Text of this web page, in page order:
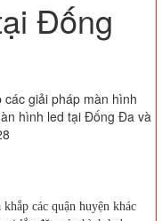
Đống
giải pháp màn hình
hình led tại Đống Đa và
các quận huyện khác